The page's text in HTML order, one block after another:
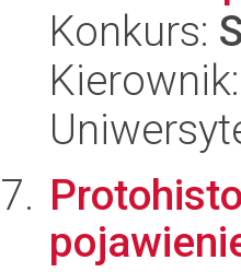
Konkurs: